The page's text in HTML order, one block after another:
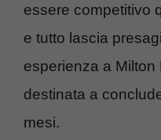
essere competitivo
e tutto lascia
esperienza a Milton
destinata a
mesi.